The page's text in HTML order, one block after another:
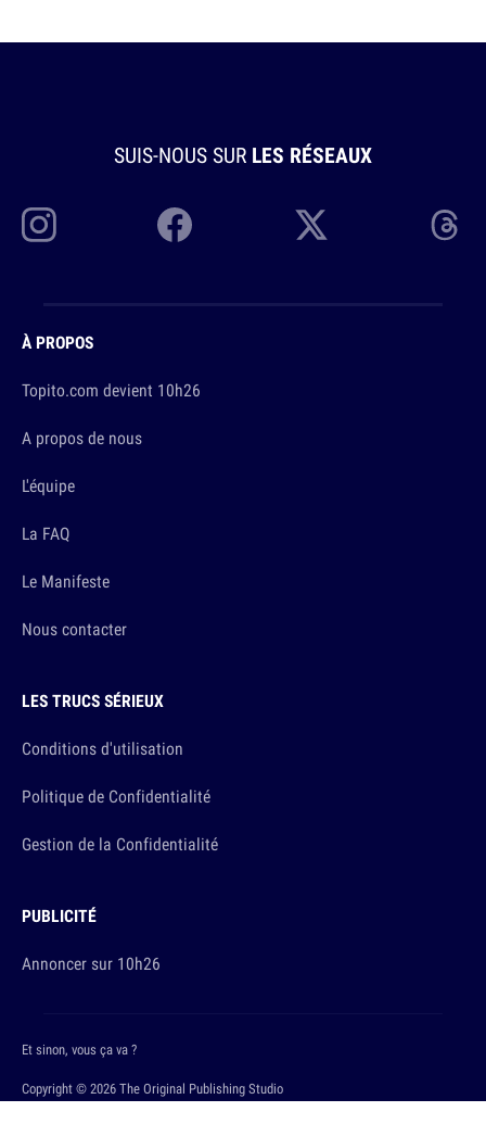
SUIS-NOUS SUR LES RÉSEAUX
À PROPOS
Topito.com devient 10h26
A propos de nous
L'équipe
La FAQ
Le Manifeste
Nous contacter
LES TRUCS SÉRIEUX
Conditions d'utilisation
Politique de Confidentialité
Gestion de la Confidentialité
PUBLICITÉ
Annoncer sur 10h26
Copyright © 2026 The Original Publishing Studio
Et sinon, vous ça va ?